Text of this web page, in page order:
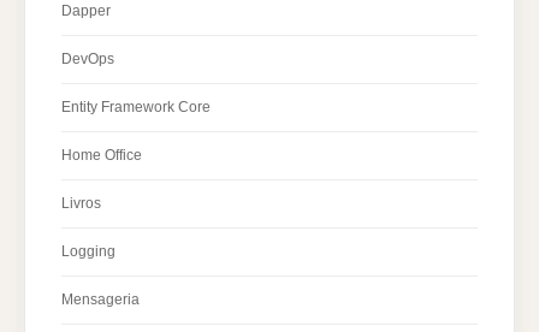
Dapper
DevOps
Entity Framework Core
Home Office
Livros
Logging
Mensageria